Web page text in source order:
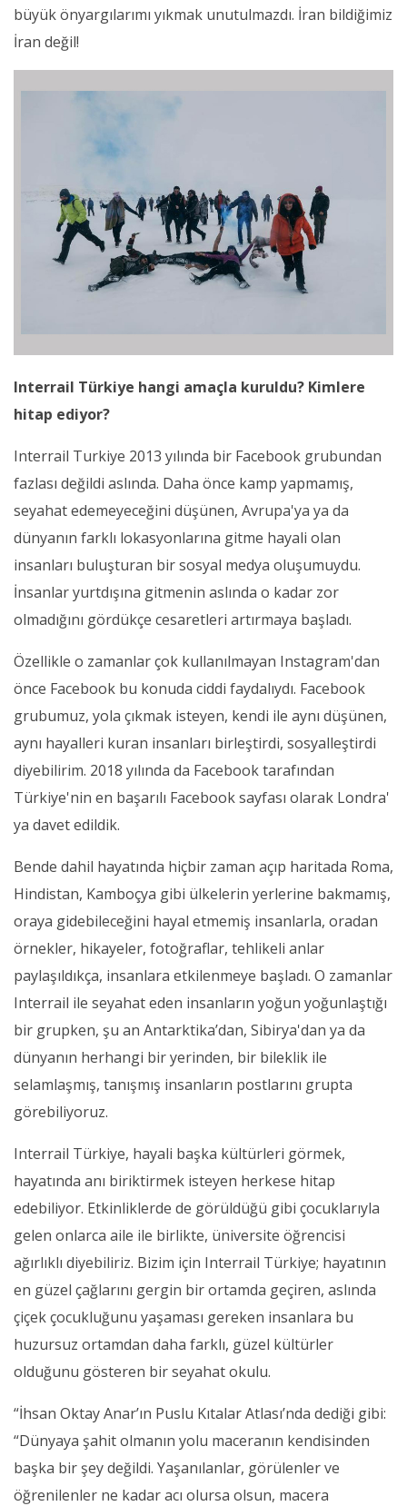
büyük önyargılarımı yıkmak unutulmazdı. İran bildiğimiz
İran değil!
Interrail Türkiye hangi amaçla kuruldu? Kimlere
hitap ediyor?
Interrail Turkiye 2013 yılında bir Facebook grubundan
fazlası değildi aslında. Daha önce kamp yapmamış,
seyahat edemeyeceğini düşünen, Avrupa'ya ya da
dünyanın farklı lokasyonlarına gitme hayali olan
insanları buluşturan bir sosyal medya oluşumuydu.
İnsanlar yurtdışına gitmenin aslında o kadar zor
olmadığını gördükçe cesaretleri artırmaya başladı.
Özellikle o zamanlar çok kullanılmayan Instagram'dan
önce Facebook bu konuda ciddi faydalıydı. Facebook
grubumuz, yola çıkmak isteyen, kendi ile aynı düşünen,
aynı hayalleri kuran insanları birleştirdi, sosyalleştirdi
diyebilirim. 2018 yılında da Facebook tarafından
Türkiye'nin en başarılı Facebook sayfası olarak Londra'
ya davet edildik.
Bende dahil hayatında hiçbir zaman açıp haritada Roma,
Hindistan, Kamboçya gibi ülkelerin yerlerine bakmamış,
oraya gidebileceğini hayal etmemiş insanlarla, oradan
örnekler, hikayeler, fotoğraflar, tehlikeli anlar
paylaşıldıkça, insanlara etkilenmeye başladı. O zamanlar
Interrail ile seyahat eden insanların yoğun yoğunlaştığı
bir grupken, şu an Antarktika’dan, Sibirya'dan ya da
dünyanın herhangi bir yerinden, bir bileklik ile
selamlaşmış, tanışmış insanların postlarını grupta
görebiliyoruz.
Interrail Türkiye, hayali başka kültürleri görmek,
hayatında anı biriktirmek isteyen herkese hitap
edebiliyor. Etkinliklerde de görüldüğü gibi çocuklarıyla
gelen onlarca aile ile birlikte, üniversite öğrencisi
ağırlıklı diyebiliriz. Bizim için Interrail Türkiye; hayatının
en güzel çağlarını gergin bir ortamda geçiren, aslında
çiçek çocukluğunu yaşaması gereken insanlara bu
huzursuz ortamdan daha farklı, güzel kültürler
olduğunu gösteren bir seyahat okulu.
“İhsan Oktay Anar’ın Puslu Kıtalar Atlası’nda dediği gibi:
“Dünyaya şahit olmanın yolu maceranın kendisinden
başka bir şey değildi. Yaşanılanlar, görülenler ve
öğrenilenler ne kadar acı olursa olsun, macera